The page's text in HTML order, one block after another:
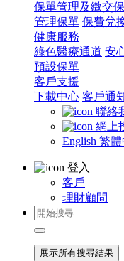
保單管理及繳交
管理保單 保費兌
健康服務
綠色醫療通道 安
預設保單
客戶支援
下載中心 客戶通
聯絡
網上
English 繁體
登入
客戶
理財顧問
展示所有搜尋結果